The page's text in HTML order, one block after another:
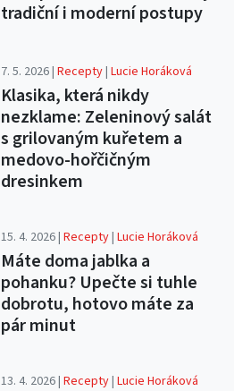
tradiční i moderní postupy
7. 5. 2026 |Recepty|Lucie Horáková
Klasika, která nikdy
nezklame: Zeleninový salát
s grilovaným kuřetem a
medovo-hořčičným
dresinkem
15. 4. 2026 |Recepty|Lucie Horáková
Máte doma jablka a
pohanku? Upečte si tuhle
dobrotu, hotovo máte za
pár minut
13. 4. 2026 |Recepty|Lucie Horáková